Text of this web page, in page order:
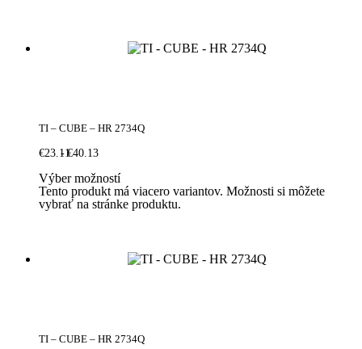
TI – CUBE – HR 2734Q
€23.11€40.13
Výber možností
Tento produkt má viacero variantov. Možnosti si môžete
vybrať na stránke produktu.
TI – CUBE – HR 2734Q